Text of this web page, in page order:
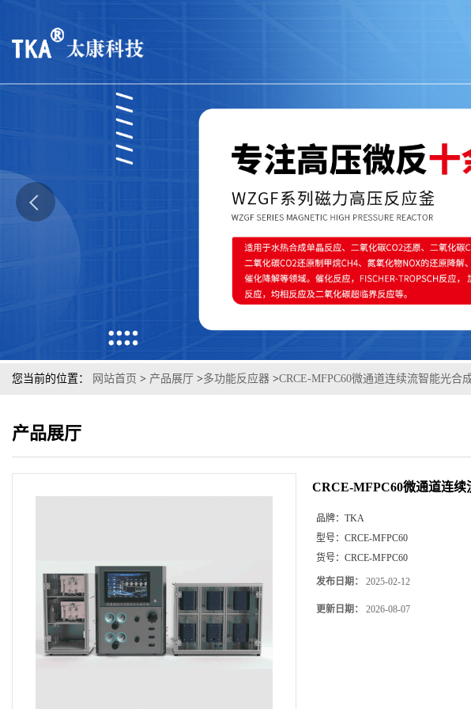
您当前的位置： 网站首页 > 产品展厅 >多功能反应器 >CRCE-MFPC60微通道连续流智能光合
产品展厅
CRCE-MFPC60微通道连续
品牌： TKA
型号： CRCE-MFPC60
货号： CRCE-MFPC60
发布日期： 2025-02-12
更新日期： 2026-08-07